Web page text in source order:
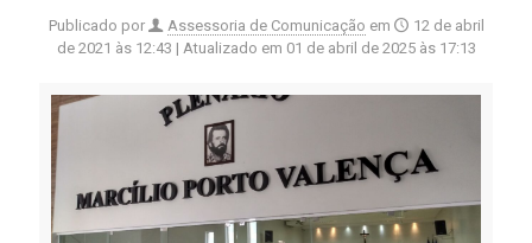
Publicado por Assessoria de Comunicação em
12 de abril
de 2021 às 12:43 | Atualizado em 01 de abril de 2025 às 17:13